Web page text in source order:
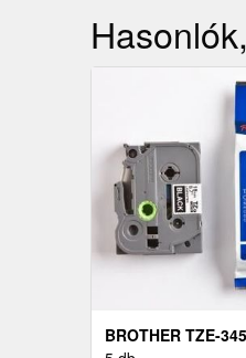
BROTHER TZE-345